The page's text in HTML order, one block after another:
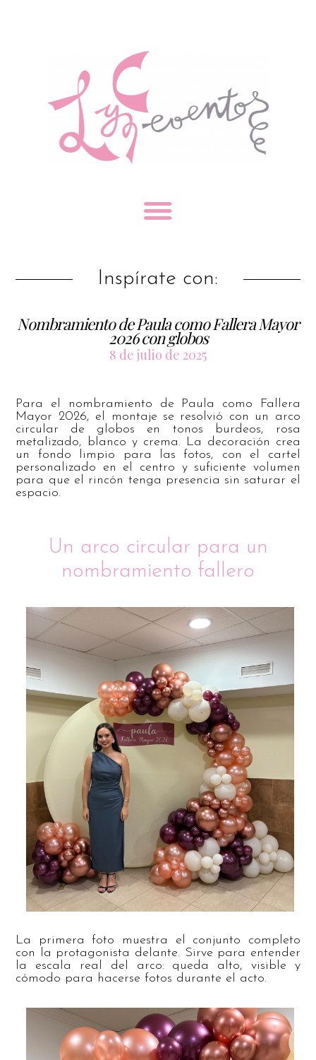
Inspírate con:
Nombramiento de Paula como Fallera Mayor
2026 con globos
8 de julio de 2025
Para el nombramiento de Paula como Fallera
Mayor 2026, el montaje se resolvió con un arco
circular de globos en tonos burdeos, rosa
metalizado, blanco y crema. La decoración crea
un fondo limpio para las fotos, con el cartel
personalizado en el centro y suficiente volumen
para que el rincón tenga presencia sin saturar el
espacio.
Un arco circular para un
nombramiento fallero
La primera foto muestra el conjunto completo
con la protagonista delante. Sirve para entender
la escala real del arco: queda alto, visible y
cómodo para hacerse fotos durante el acto.